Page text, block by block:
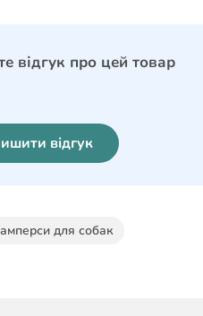
відгук про цей товар
відгук
для собак